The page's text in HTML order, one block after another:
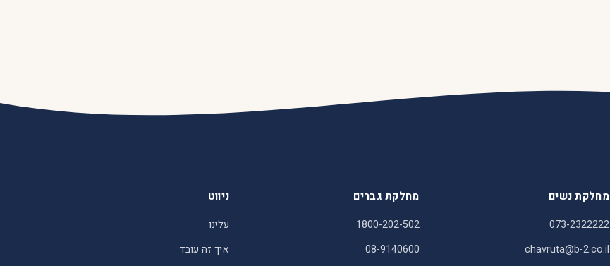
מחלקת נשים
073-2322222
chavruta@b-2.co.il
מחלקת גברים
1800-202-502
08-9140600
ניווט
עלינו
איך זה עובד